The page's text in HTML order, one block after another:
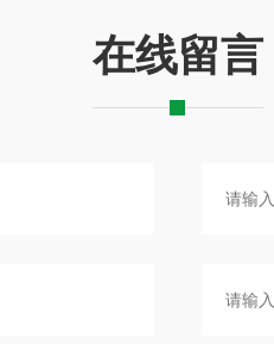
在线留言